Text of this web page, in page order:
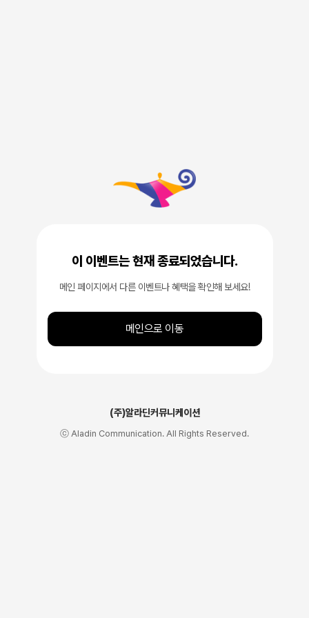
이 이벤트는 현재 종료되었습니다.
메인 페이지에서 다른 이벤트나 혜택을 확인해 보세요!
메인으로 이동
(주)알라딘커뮤니케이션
ⓒ Aladin Communication. All Rights Reserved.